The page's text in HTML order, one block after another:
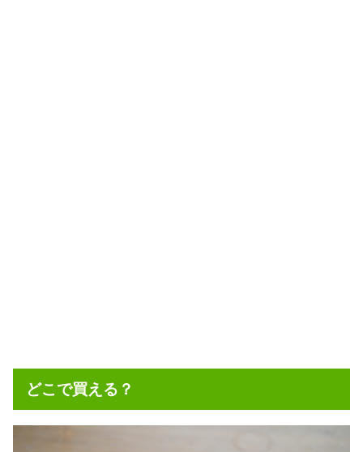
どこで買える？